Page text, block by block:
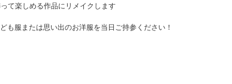
て楽しめる作品にリメイクします
も服または思い出のお洋服を当日ご持参ください！